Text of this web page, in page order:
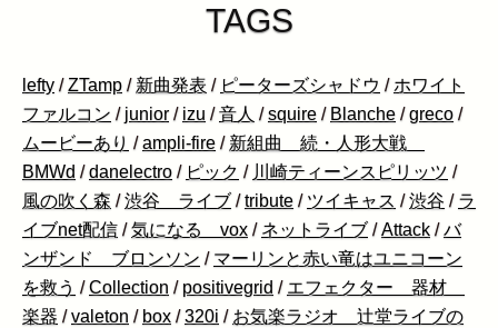
TAGS
lefty /ZTamp / 新曲発表 / ピーターズシャドウ / ホワイト
ファルコン / junior / izu /音人 /squire / Blanche /greco /
ムービーあり /ampli-fire / 新組曲 続・人形大戦
BMWd /danelectro / ピック / 川崎ティーンスピリッツ /
風の吹く森 /渋谷 ライブ /tribute / ツイキャス /渋谷 / ラ
イブnet配信 /気になる vox / ネットライブ /Attack /バ
ンザンド ブロンソン / マーリンと赤い竜はユニコーン
を救う /Collection / positivegrid / エフェクター 器材
楽器 /valeton / box /320i / お気楽ラジオ 辻堂ライブの